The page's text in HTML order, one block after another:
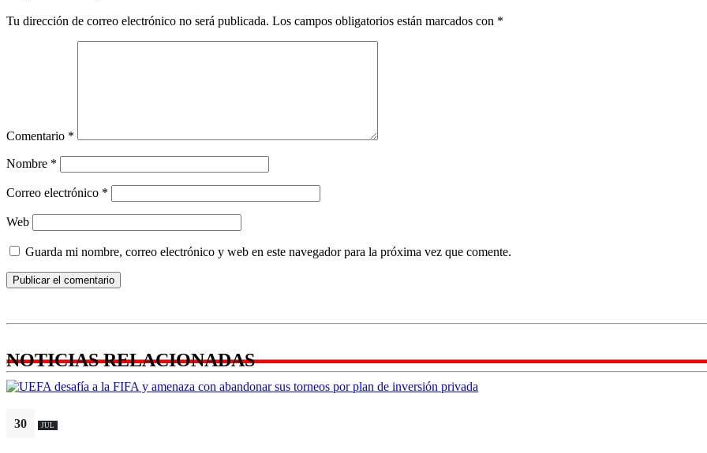
Tu dirección de correo electrónico no será publicada. Los campos obligatorios están marcados con *
Comentario *
Nombre *
Correo electrónico *
Web
Guarda mi nombre, correo electrónico y web en este navegador para la próxima vez que comente.
NOTICIAS RELACIONADAS
30 JUL